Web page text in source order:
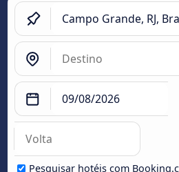
Pesquisar hotéis com